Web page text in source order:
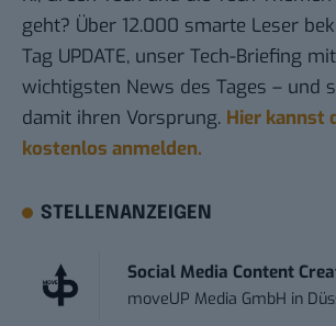
geht? Über 12.000 smarte Leser
Tag UPDATE, unser Tech-Briefing
wichtigsten News des Tages – und
damit ihren Vorsprung. Hier kannst
kostenlos anmelden.
STELLENANZEIGEN
Social Media Content
moveUP Media GmbH in